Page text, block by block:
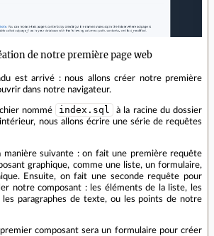
de notre première page web
est arrivé : nous allons créer notre première
dans notre navigateur.
nommé index.sql
à la racine du dossier
nous allons écrire une série de requêtes
manière suivante : on fait une première requête
graphique, comme une liste, un formulaire,
Ensuite, on fait une seconde requête pour
notre composant : les éléments de la liste, les
les paragraphes de texte, ou les points de notre
composant sera un formulaire pour créer